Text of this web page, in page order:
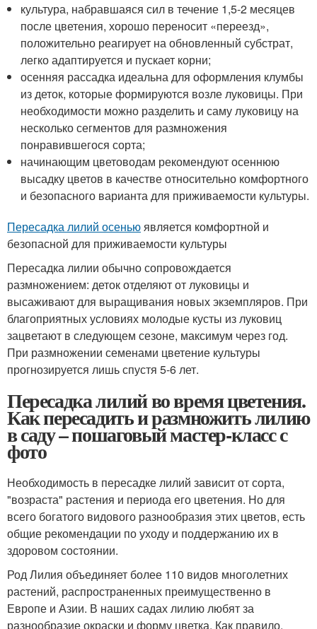
культура, набравшаяся сил в течение 1,5-2 месяцев
после цветения, хорошо переносит «переезд»,
положительно реагирует на обновленный субстрат,
легко адаптируется и пускает корни;
осенняя рассадка идеальна для оформления клумбы
из деток, которые формируются возле луковицы. При
необходимости можно разделить и саму луковицу на
несколько сегментов для размножения
понравившегося сорта;
начинающим цветоводам рекомендуют осеннюю
высадку цветов в качестве относительно комфортного
и безопасного варианта для приживаемости культуры.
Пересадка лилий осеньюявляется комфортной и
безопасной для приживаемости культуры
Пересадка лилии обычно сопровождается
размножением: деток отделяют от луковицы и
высаживают для выращивания новых экземпляров. При
благоприятных условиях молодые кусты из луковиц
зацветают в следующем сезоне, максимум через год.
При размножении семенами цветение культуры
прогнозируется лишь спустя 5-6 лет.
Пересадка лилий во время цветения.
Как пересадить и размножить лилию
в саду – пошаговый мастер-класс с
фото
Необходимость в пересадке лилий зависит от сорта,
"возраста" растения и периода его цветения. Но для
всего богатого видового разнообразия этих цветов, есть
общие рекомендации по уходу и поддержанию их в
здоровом состоянии.
Род Лилия объединяет более 110 видов многолетних
растений, распространенных преимущественно в
Европе и Азии. В наших садах лилию любят за
разнообразие окраски и форму цветка. Как правило,